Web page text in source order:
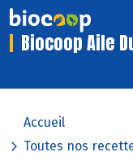
Biocoop Aile
Accueil
Toutes nos